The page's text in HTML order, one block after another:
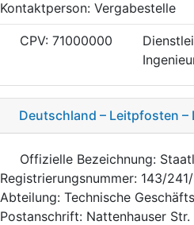
Kontaktperson: Vergabestelle
CPV: 71000000
Deutschland – Leitpfosten
Offizielle Bezeichnung:
Registrierungsnummer: 143/241/
Abteilung: Technische
Postanschrift: Nattenhauser Str.